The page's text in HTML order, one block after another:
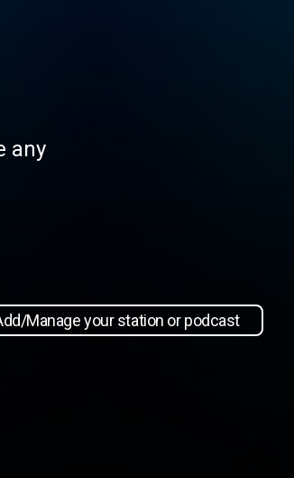
any
Manage your station or podcast